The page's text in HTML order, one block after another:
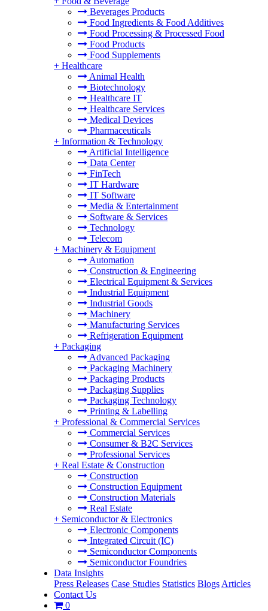
Beverages Products
Food Ingredients & Food Additives
Food Processing & Processed Food
Food Products
Food Supplements
+ Healthcare
Animal Health
Biotechnology
Healthcare IT
Healthcare Services
Medical Devices
Pharmaceuticals
+ Information & Technology
Artificial Intelligence
Data Center
FinTech
IT Hardware
IT Software
Media & Entertainment
Software & Services
Technology
Telecom
+ Machinery & Equipment
Automation
Construction & Engineering
Electrical Equipment & Services
Industrial Equipment
Industrial Goods
Machinery
Manufacturing Services
Refrigeration Equipment
+ Packaging
Advanced Packaging
Packaging Machinery
Packaging Products
Packaging Supplies
Packaging Technology
Printing & Labelling
+ Professional & Commercial Services
Commercial Services
Consumer & B2C Services
Professional Services
+ Real Estate & Construction
Construction
Construction Equipment
Construction Materials
Real Estate
+ Semiconductor & Electronics
Electronic Components
Integrated Circuit (IC)
Semiconductor Components
Semiconductor Foundries
Data Insights
Press Releases Case Studies Statistics Blogs Articles
Contact Us
0